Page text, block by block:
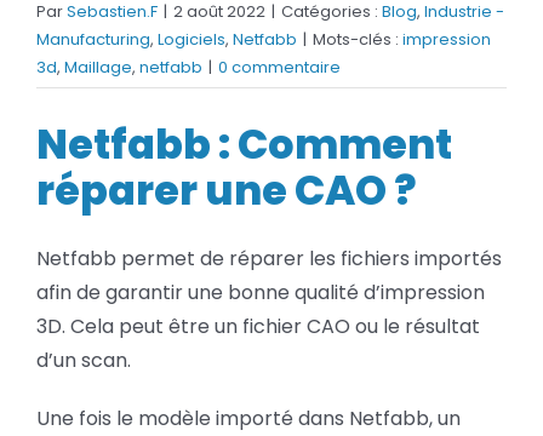
BLOG
Rechercher:
ParSebastien.F | 2 août 2022 | Catégories : Blog, Industrie -
Manufacturing, Logiciels, Netfabb | Mots-clés : impression
3d, Maillage, netfabb | 0 commentaire
Netfabb : Comment
réparer une CAO ?
Netfabb permet de réparer les fichiers importés
afin de garantir une bonne qualité d’impression
3D. Cela peut être un fichier CAO ou le résultat
d’un scan.
Une fois le modèle importé dans Netfabb, un